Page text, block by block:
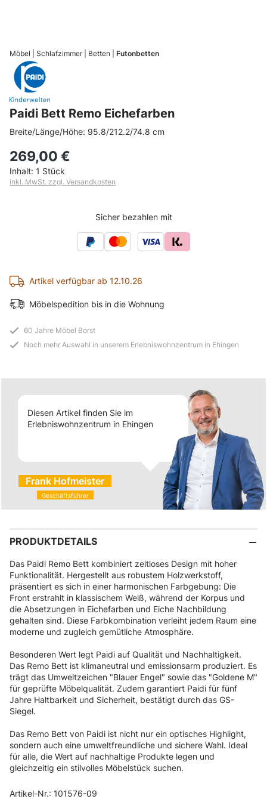
PRODUKTDETAILS
Das Paidi Remo Bett kombiniert zeitloses Design mit hoher
Funktionalität. Hergestellt aus robustem Holzwerkstoff,
präsentiert es sich in einer harmonischen Farbgebung: Die
Front erstrahlt in klassischem Weiß, während der Korpus und
die Absetzungen in Eichefarben und Eiche Nachbildung
gehalten sind. Diese Farbkombination verleiht jedem Raum eine
moderne und zugleich gemütliche Atmosphäre.
Besonderen Wert legt Paidi auf Qualität und Nachhaltigkeit.
Das Remo Bett ist klimaneutral und emissionsarm produziert. Es
trägt das Umweltzeichen "Blauer Engel" sowie das "Goldene M"
für geprüfte Möbelqualität. Zudem garantiert Paidi für fünf
Jahre Haltbarkeit und Sicherheit, bestätigt durch das GS-
Siegel.
Das Remo Bett von Paidi ist nicht nur ein optisches Highlight,
sondern auch eine umweltfreundliche und sichere Wahl. Ideal
für alle, die Wert auf nachhaltige Produkte legen und
gleichzeitig ein stilvolles Möbelstück suchen.
Artikel-Nr.: 101576-09
Möbel Schlafzimmer Betten Futonbetten
Paidi Bett Remo Eichefarben
Breite/Länge/Höhe: 95.8/212.2/74.8 cm
269,00 €
Inhalt: 1 Stück
inkl. MwSt. zzgl. Versandkosten
Artikel verfügbar ab 12.10.26
Möbelspedition bis in die Wohnung
Sicher bezahlen mit
60 Jahre Möbel Borst
Noch mehr Auswahl in unserem Erlebniswohnzentrum in Ehingen
Diesen Artikel finden Sie im
Erlebniswohnzentrum in Ehingen
Frank Hofmeister
Geschäftsführer